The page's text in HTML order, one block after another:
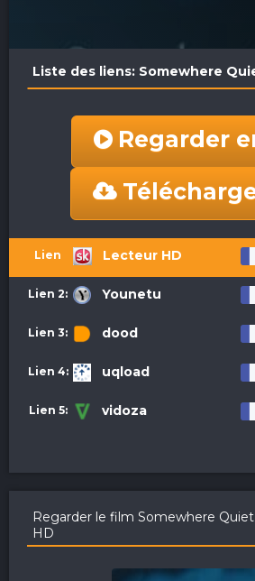
Liste des liens: Somewhere
Regarder
Lecteur HD
Younetu
dood
uqload
vidoza
Regarder le film Somewhere
HD